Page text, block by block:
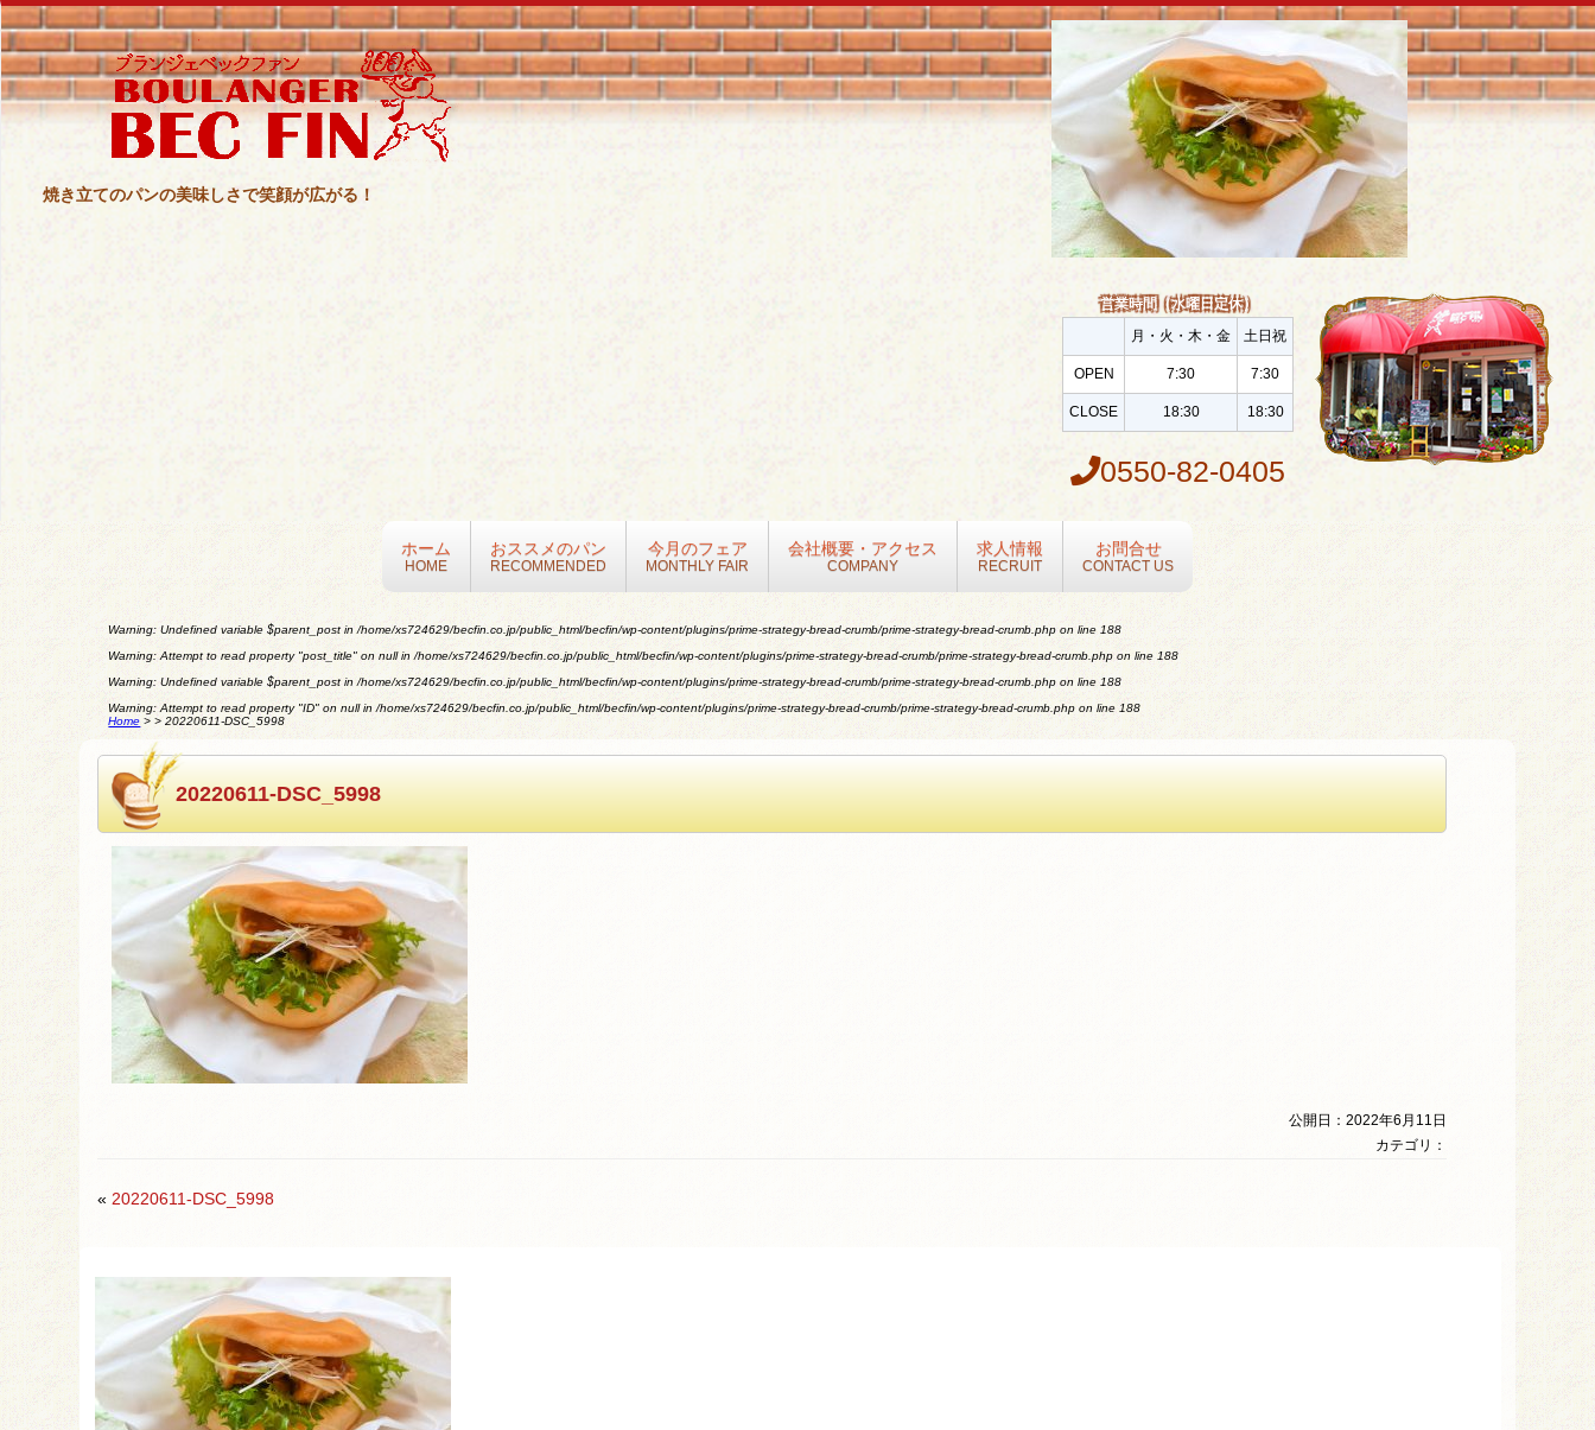
焼き立てのパンの美味しさで笑顔が広がる！
営業時間（水曜日定休）
月・火・木・金 土日祝
OPEN 7:30 7:30
CLOSE 18:30 18:30
0550-82-0405
ホーム
HOME
おススメのパン
RECOMMENDED
今月のフェア
MONTHLY FAIR
会社概要・アクセス
COMPANY
求人情報
RECRUIT
お問合せ
CONTACT US
Warning: Undefined variable $parent_post in/home/xs724629/becfin.co.jp/public_html/becfin/wp-content/plugins/prime-strategy-bread-crumb/prime-strategy-bread-crumb.php on line 188
Warning: Attempt to read property "post_title" on null in/home/xs724629/becfin.co.jp/public_html/becfin/wp-content/plugins/prime-strategy-bread-crumb/prime-strategy-bread-crumb.php on line 188
Warning: Undefined variable $parent_post in/home/xs724629/becfin.co.jp/public_html/becfin/wp-content/plugins/prime-strategy-bread-crumb/prime-strategy-bread-crumb.php on line 188
Warning: Attempt to read property "ID" on null in/home/xs724629/becfin.co.jp/public_html/becfin/wp-content/plugins/prime-strategy-bread-crumb/prime-strategy-bread-crumb.php on line 188
Home >>20220611-DSC_5998
20220611-DSC_5998
公開日：2022年6月11日
カテゴリ：
« 20220611-DSC_5998